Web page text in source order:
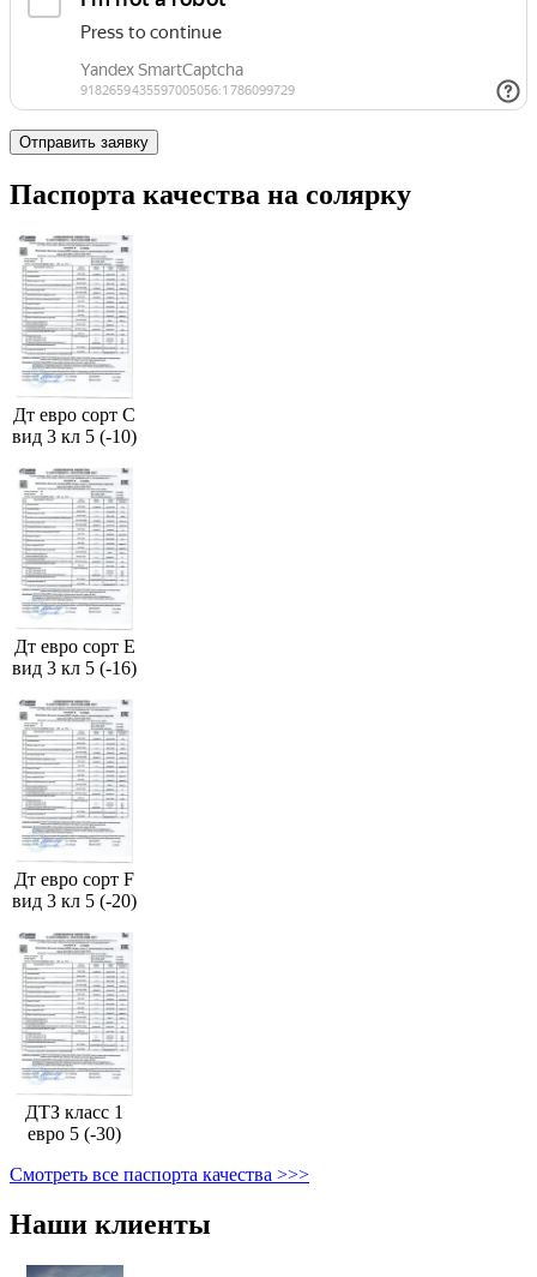
Паспорта качества на солярку
Дт евро сорт С
вид 3 кл 5 (-10)
Дт евро сорт Е
вид 3 кл 5 (-16)
Дт евро сорт F
вид 3 кл 5 (-20)
ДТЗ класс 1
евро 5 (-30)
Смотреть все паспорта качества >>>
Наши клиенты